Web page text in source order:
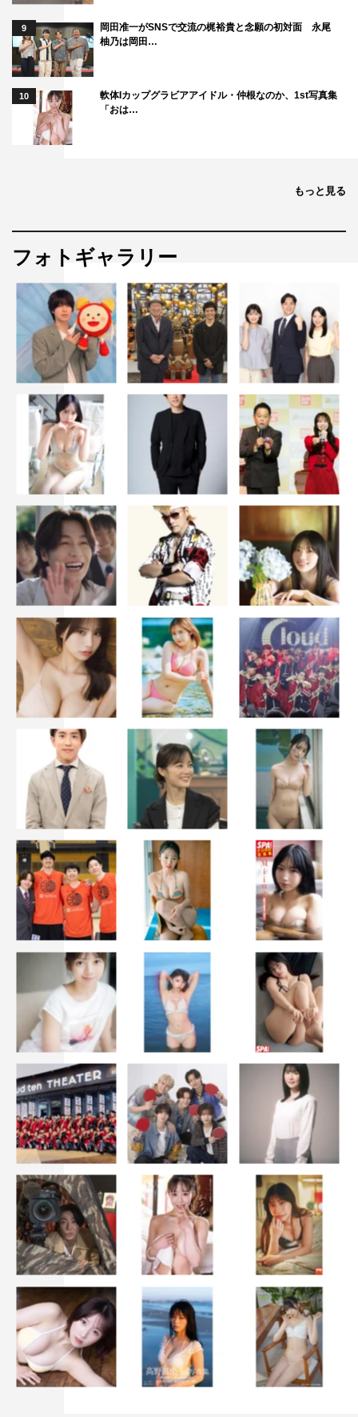
9
岡田准一がSNSで交流の梶裕貴と念願の初対面 永尾
柚乃は岡田…
10
軟体Iカップグラビアアイドル・仲根なのか、1st写真集
「おは…
もっと見る
フォトギャラリー